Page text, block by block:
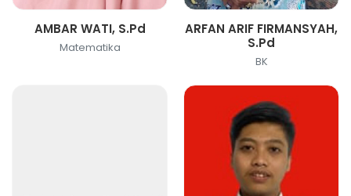
AMBAR WATI, S.Pd
Matematika
ARFAN ARIF FIRMANSYAH,
S.Pd
BK